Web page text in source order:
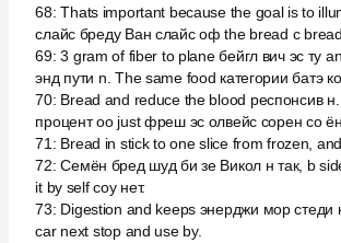
68:Thats important because the goal is to
слайс бреду Ван слайс оф the bread с
69:3 gram of fiber to plane бейгл вич эс ту
энд пути n. The same food категории батэ
70: Bread and reduce the blood респонсив
процент оо just фреш эс олвейс сорен со
71 : Bread in stick to one slice from frozen,
72:Семён бред шуд би зе Викол н так, b
it by self соу нет.
73: Digestion and keeps энерджи мор
car next stop and use by.